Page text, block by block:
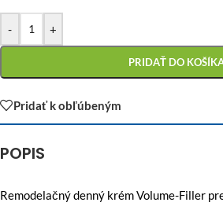
- +
PRIDAŤ DO
Pridať k obľúbeným
POPIS
Remodelačný denný krém Volume-Filler